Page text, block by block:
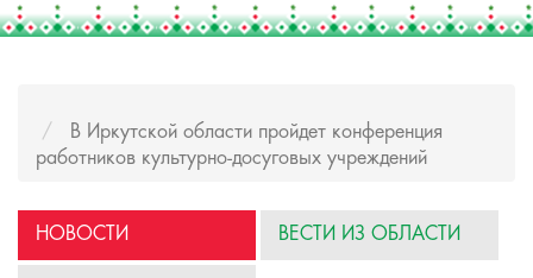
В Иркутской области пройдет конференция
работников культурно-досуговых учреждений
НОВОСТИ ВЕСТИ ИЗ ОБЛАСТИ